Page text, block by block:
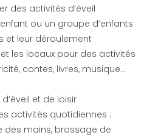
des activités d’éveil
ou un groupe d’enfants
et leur déroulement
les locaux pour des activités
contes, livres, musique…
et de loisir
activités quotidiennes :
des mains, brossage de